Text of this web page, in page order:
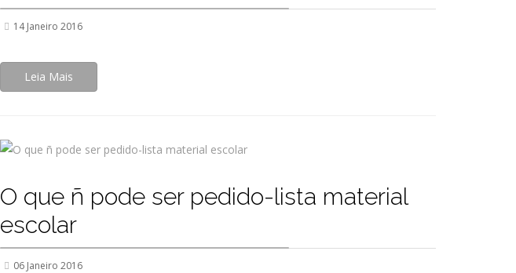
14 Janeiro 2016
Leia Mais
O que ñ pode ser pedido-lista material
escolar
06 Janeiro 2016